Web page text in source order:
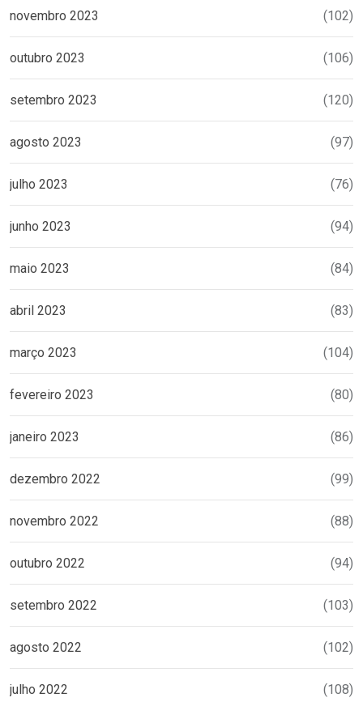
novembro 2023 (102)
outubro 2023 (106)
setembro 2023 (120)
agosto 2023 (97)
julho 2023 (76)
junho 2023 (94)
maio 2023 (84)
abril 2023 (83)
março 2023 (104)
fevereiro 2023 (80)
janeiro 2023 (86)
dezembro 2022 (99)
novembro 2022 (88)
outubro 2022 (94)
setembro 2022 (103)
agosto 2022 (102)
julho 2022 (108)